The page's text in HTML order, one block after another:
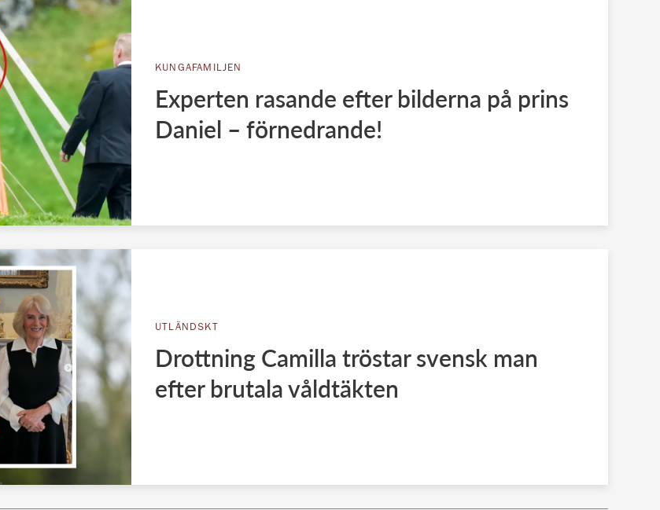
KUNGAFAMILJEN
Experten rasande efter bilderna på prins
Daniel – förnedrande!
UTLÄNDSKT
Drottning Camilla tröstar svensk man
efter brutala våldtäkten